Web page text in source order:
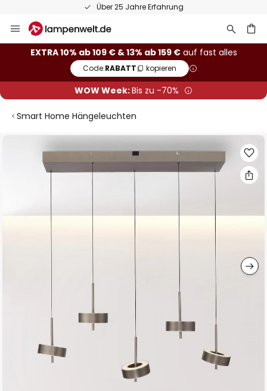
Über 25 Jahre Erfahrung
Inhalt
springen
EXTRA 10% ab 109 € & 13% ab 159 €auf fast alles
Code:RABATT kopieren
WOW Week:Bis zu -70%
Smart Home Hängeleuchten